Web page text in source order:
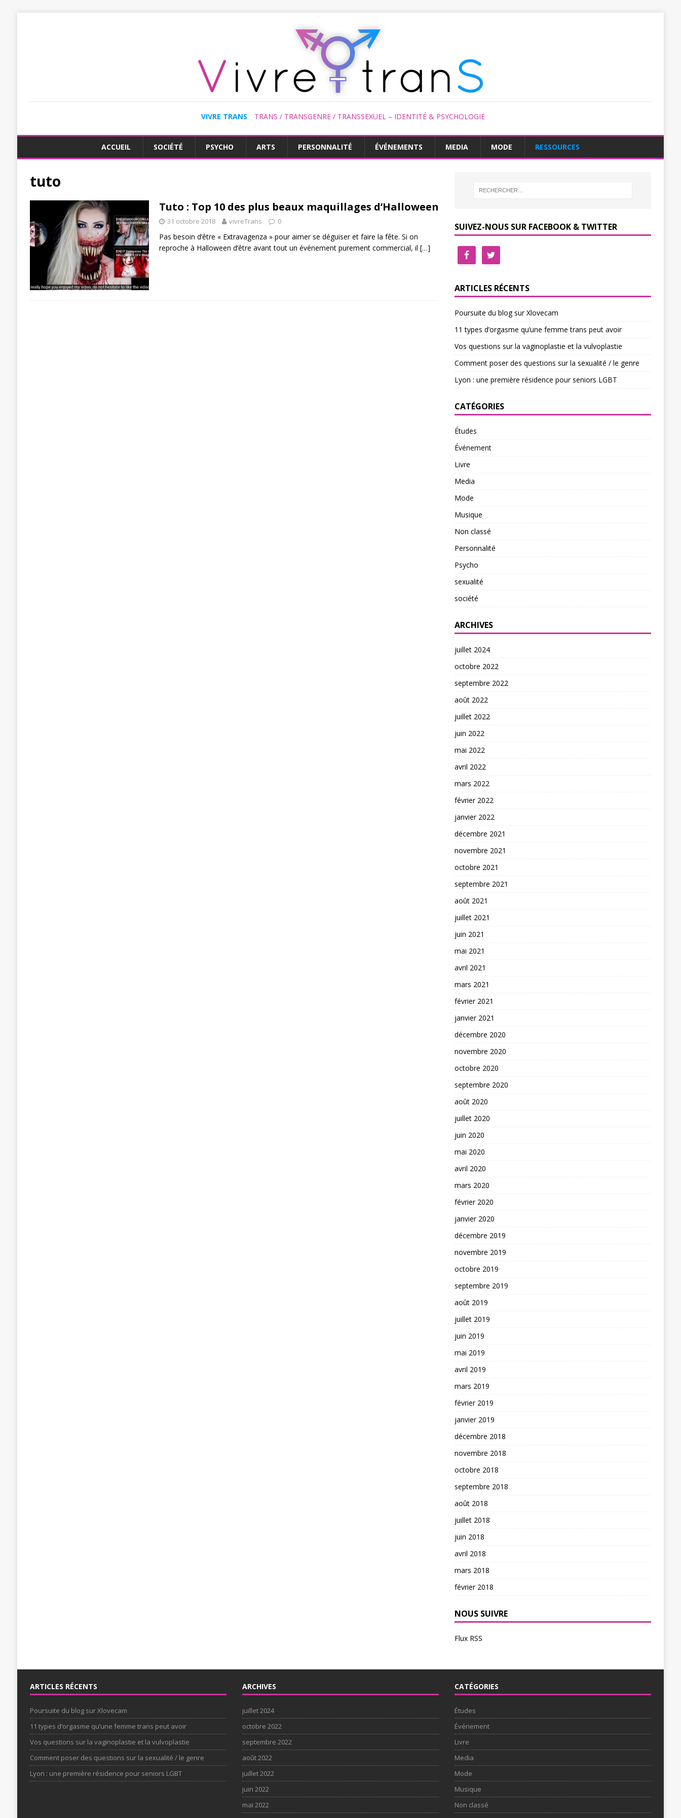
VIVRE TRANS TRANS / TRANSGENRE / TRANSSEXUEL – IDENTITÉ & PSYCHOLOGIE
ACCUEIL SOCIÉTÉ PSYCHO ARTS PERSONNALITÉ ÉVÉNEMENTS MEDIA MODE RESSOURCES
tuto
Tuto : Top 10 des plus beaux maquillages d’Halloween
31 octobre 2018 vivreTrans 0
Pas besoin d’être « Extravagenza » pour aimer se déguiser et faire la fête. Si on
reproche à Halloween d’être avant tout un événement purement commercial, il […]
SUIVEZ-NOUS SUR FACEBOOK & TWITTER
ARTICLES RÉCENTS
Poursuite du blog sur Xlovecam
11 types d’orgasme qu’une femme trans peut avoir
Vos questions sur la vaginoplastie et la vulvoplastie
Comment poser des questions sur la sexualité / le genre
Lyon : une première résidence pour seniors LGBT
CATÉGORIES
Études
Événement
Livre
Media
Mode
Musique
Non classé
Personnalité
Psycho
sexualité
société
ARCHIVES
juillet 2024
octobre 2022
septembre 2022
août 2022
juillet 2022
juin 2022
mai 2022
avril 2022
mars 2022
février 2022
janvier 2022
décembre 2021
novembre 2021
octobre 2021
septembre 2021
août 2021
juillet 2021
juin 2021
mai 2021
avril 2021
mars 2021
février 2021
janvier 2021
décembre 2020
novembre 2020
octobre 2020
septembre 2020
août 2020
juillet 2020
juin 2020
mai 2020
avril 2020
mars 2020
février 2020
janvier 2020
décembre 2019
novembre 2019
octobre 2019
septembre 2019
août 2019
juillet 2019
juin 2019
mai 2019
avril 2019
mars 2019
février 2019
janvier 2019
décembre 2018
novembre 2018
octobre 2018
septembre 2018
août 2018
juillet 2018
juin 2018
avril 2018
mars 2018
février 2018
NOUS SUIVRE
Flux RSS
ARTICLES RÉCENTS
Poursuite du blog sur Xlovecam
11 types d’orgasme qu’une femme trans peut avoir
Vos questions sur la vaginoplastie et la vulvoplastie
Comment poser des questions sur la sexualité / le genre
Lyon : une première résidence pour seniors LGBT
ARCHIVES
juillet 2024
octobre 2022
septembre 2022
août 2022
juillet 2022
juin 2022
mai 2022
CATÉGORIES
Études
Événement
Livre
Media
Mode
Musique
Non classé